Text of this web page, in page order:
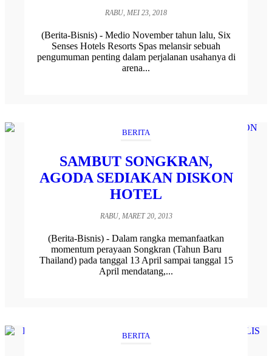
RABU, MEI 23, 2018
(Berita-Bisnis) - Medio November tahun lalu, Six
Senses Hotels Resorts Spas melansir sebuah
pengumuman penting dalam perjalanan usahanya di
arena...
BERITA
SAMBUT SONGKRAN,
AGODA SEDIAKAN DISKON
HOTEL
RABU, MARET 20, 2013
(Berita-Bisnis) - Dalam rangka memanfaatkan
momentum perayaan Songkran (Tahun Baru
Thailand) pada tanggal 13 April sampai tanggal 15
April mendatang,...
BERITA